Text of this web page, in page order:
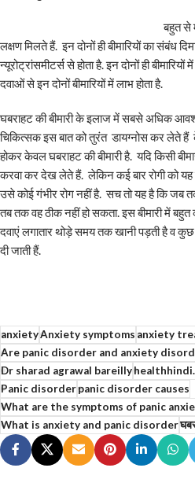
बहुत से
लक्षण मिलते हैं. इन दोनों ही बीमारियों का संबंध
न्यूरोट्रांसमीटर्स से होता है. इन दोनों ही
दवाओं से इन दोनों बीमारियों में लाभ होता है.
घबराहट की बीमारी के इलाज में सबसे अधिक
चिकित्सक इस बात को तुरंत डायग्नोस कर लेते हैं के
होकर केवल घबराहट की बीमारी है. यदि किसी
करवा कर देख लेते हैं. लेकिन कई बार रोगी को यह
उसे कोई गंभीर रोग नहीं है. सच तो यह है कि जब
तब तक वह ठीक नहीं हो सकता. इस बीमारी में
दवाएं लगातार थोड़े समय तक खानी पड़ती है व
दी जाती हैं.
anxietyAnxiety symptomsanxiety
Are panic disorder and anxiety
Dr sharad agrawal bareilly
Panic disorderpanic disorder causes
What are the symptoms of panic
What is anxiety and panic disorder